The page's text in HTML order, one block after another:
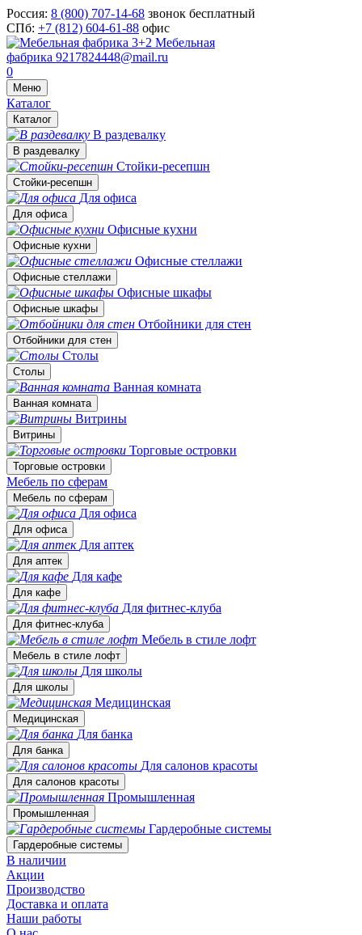
Россия: 8 (800) 707-14-68 звонок бесплатный
СПб: +7 (812) 604-61-88 офис
Мебельная
фабрика 9217824448@mail.ru
0
Меню
Каталог
Каталог
В раздевалку
В раздевалку
Стойки-ресепшн
Стойки-ресепшн
Для офиса
Для офиса
Офисные кухни
Офисные кухни
Офисные стеллажи
Офисные стеллажи
Офисные шкафы
Офисные шкафы
Отбойники для стен
Отбойники для стен
Столы
Столы
Ванная комната
Ванная комната
Витрины
Витрины
Торговые островки
Торговые островки
Мебель по сферам
Мебель по сферам
Для офиса
Для офиса
Для аптек
Для аптек
Для кафе
Для кафе
Для фитнес-клуба
Для фитнес-клуба
Мебель в стиле лофт
Мебель в стиле лофт
Для школы
Для школы
Медицинская
Медицинская
Для банка
Для банка
Для салонов красоты
Для салонов красоты
Промышленная
Промышленная
Гардеробные системы
Гардеробные системы
В наличии
Акции
Производство
Доставка и оплата
Наши работы